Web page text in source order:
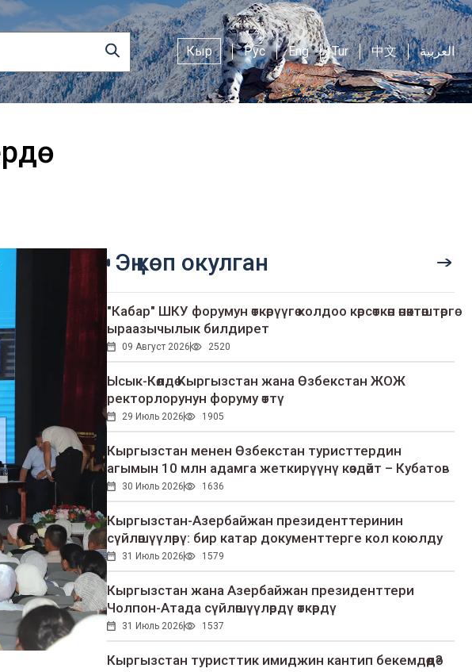
Кыр Рус Eng Tur 中文 العربية
Эң көп окулган
"Кабар" ШКУ форумун өткөрүүгө колдоо көрсөткөн өнөктөштөргө
ыраазычылык билдирет
09 Август 2026 2520
Ысык-Көлдө Кыргызстан жана Өзбекстан ЖОЖ
ректорлорунун форуму өттү
29 Июль 2026 1905
Кыргызстан менен Өзбекстан туристтердин
агымын 10 млн адамга жеткирүүнү көздөйт – Кубатов
30 Июль 2026 1636
Кыргызстан-Азербайжан президенттеринин
сүйлөшүүлөрү: бир катар документтерге кол коюлду
31 Июль 2026 1579
Кыргызстан жана Азербайжан президенттери
Чолпон-Атада сүйлөшүүлөрдү өткөрдү
31 Июль 2026 1537
Кыргызстан туристтик имиджин кантип бекемдөөдө?